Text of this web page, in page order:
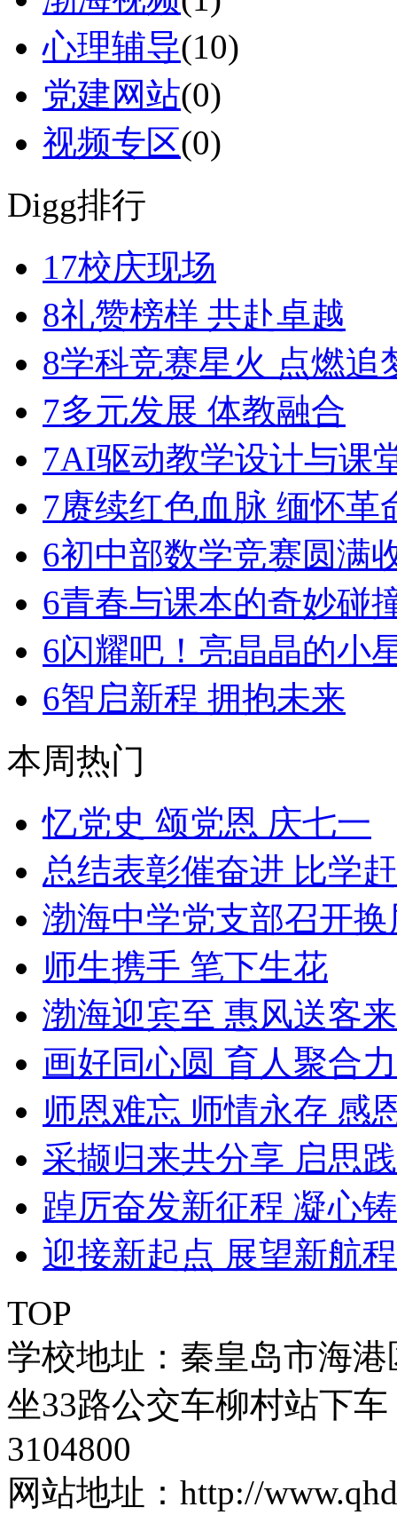
心理辅导(10)
党建网站(0)
视频专区(0)
Digg排行
17校庆现场
8礼赞榜样 共赴卓越
8学科竞赛星火 点燃追
7多元发展 体教融合
7AI驱动教学设计与课
7赓续红色血脉 缅怀革
6初中部数学竞赛圆满
6青春与课本的奇妙碰
6闪耀吧！亮晶晶的小
6智启新程 拥抱未来
本周热门
忆党史 颂党恩 庆七一
总结表彰催奋进 比学
渤海中学党支部召开
师生携手 笔下生花
渤海迎宾至 惠风送客来
画好同心圆 育人聚合力
师恩难忘 师情永存 感
采撷归来共分享 启思
踔厉奋发新征程 凝心
迎接新起点 展望新航程
TOP
学校地址：秦皇岛市海
坐33路公交车柳村站下
3104800
网站地址：http://